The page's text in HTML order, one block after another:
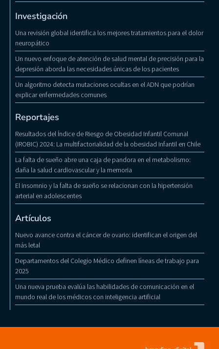
Investigación
Una revisión global identifica los mejores tratamientos para el dolor
neuropático
Un nuevo enfoque de atención de salud mental de precisión para la
depresión aborda las necesidades únicas de los pacientes
Un algoritmo detecta mutaciones ocultas en el ADN que podrían
explicar enfermedades comunes
Reportajes
Resultados del Índice de Riesgo de Obesidad Infantil Comunal
(IROBIC) 2024: La multifactorialidad de la obesidad infantil en Chile
La falta de sueño abre una caja de pandora en el metabolismo:
daña la salud cardiovascular y la memoria
El insomnio y la falta de sueño se relacionan con la hipertensión
arterial en adolescentes
Artículos
Nuevo avance contra el cáncer de ovario: identifican el origen del
más letal
Departamentos del Colegio Médico definen líneas de trabajo para
2025
Una nueva prueba evalúa las habilidades de comunicación en el
mundo real de los médicos con inteligencia artificial